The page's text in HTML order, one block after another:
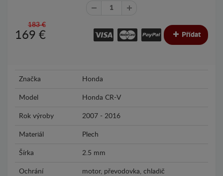
183 €
169 € Přídat
Značka Honda
Model Honda CR-V
Rok výroby 2007 - 2016
Materiál Plech
Šírka 2.5 mm
Ochrání motor, převodovka, chladič